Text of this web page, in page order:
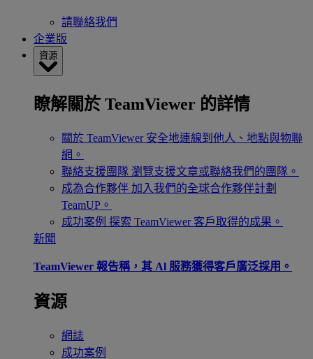
請聯絡我們
企業版
資源
瞭解關於 TeamViewer 的詳情
關於 TeamViewer 安全地連線到他人、地點與物聯
網。
聯絡支援團隊 瀏覽支援文章或聯絡我們的團隊。
成為合作夥伴 加入我們的全球合作夥伴計劃
TeamUP。
成功案例 探索 TeamViewer 客戶取得的成果。
新聞
TeamViewer 報告稱，其 Al 服務獲得客戶廣泛採用。
資源
網誌
成功案例